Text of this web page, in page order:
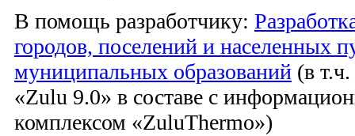
В помощь разработчику:
городов, поселений и населенных
муниципальных образований (в
«Zulu 9.0» в составе с
комплексом «ZuluThermo»)